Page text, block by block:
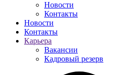
Новости
Контакты
Новости
Контакты
Карьера
Вакансии
Кадровый резерв